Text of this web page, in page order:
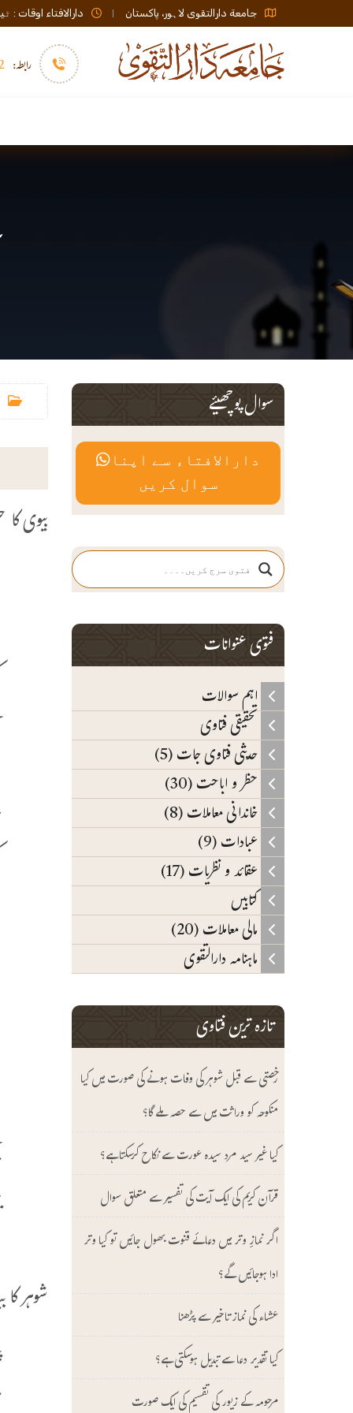
جامعة دارالتقوی لاہور، پاکستان دارالافتاء اوقات : ٹیلی فون صبح 08:00 تا عشاء /
رابطہ:
بیوی
شوہر
سوال پوچھیئے
دارالافتاء سے اپنا
سوال کریں
فتوی عنوانات
اہم سوالات
تحقیقی فتاوی
حدیثی فتاوی جات (5)
حظر و اباحت (30)
خاندانی معاملات (8)
عبادات (9)
عقائد و نظریات (17)
کتابیں
مالی معاملات (20)
ماہنامہ دارالتقوی
تازہ ترین فتاوی
رخصتی سے قبل شوہر کی وفات ہونے کی صورت میں کیا
منکوحہ کو وراثت میں سے حصہ ملے گا؟
کیا غیر سید مرد سیدہ عورت سے نکاح کرسکتا ہے؟
قرآن کریم کی ایک آیت کی تفسیر سے متعلق سوال
اگر نمازِ وتر میں دعائے قنوت بھول جائیں تو کیا وتر
ادا ہوجائیں گے؟
عشاء کی نماز تاخیر سے پڑھنا
کیا تقدیر دعا سے تبدیل ہوسکتی ہے؟
مرحومہ کے زیور کی تقسیم کی ایک صورت